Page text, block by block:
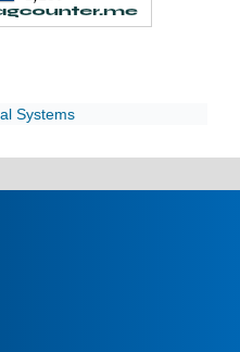
Systems